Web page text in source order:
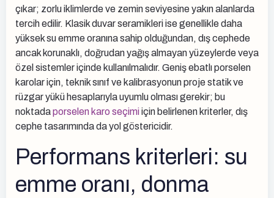
çıkar; zorlu iklimlerde ve zemin seviyesine yakın alanlarda
tercih edilir. Klasik duvar seramikleri ise genellikle daha
yüksek su emme oranına sahip olduğundan, dış cephede
ancak korunaklı, doğrudan yağış almayan yüzeylerde veya
özel sistemler içinde kullanılmalıdır. Geniş ebatlı porselen
karolar için, teknik sınıf ve kalibrasyonun proje statik ve
rüzgar yükü hesaplarıyla uyumlu olması gerekir; bu
noktadaporselen karo seçimiiçin belirlenen kriterler, dış
cephe tasarımında da yol göstericidir.
Performans kriterleri: su
emme oranı, donma